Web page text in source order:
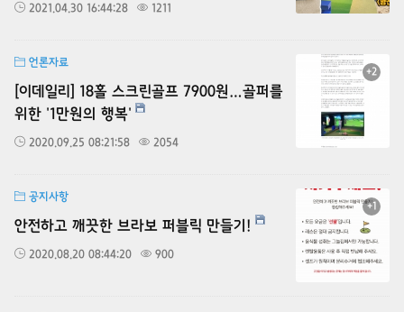
2021.04.30 16:44:28 1211
언론자료
[이데일리] 18홀 스크린골프 7900원…골퍼를
위한 '1만원의 행복'
2020.09.25 08:21:58 2054
+2
공지사항
안전하고 깨끗한 브라보 퍼블릭 만들기!
2020.08.20 08:44:20 900
+1